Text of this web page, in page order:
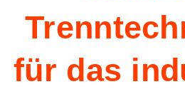
für das